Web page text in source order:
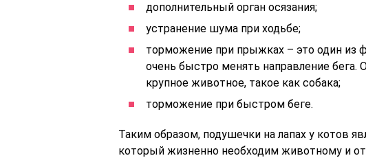
дополнительный орган осязания;
устранение шума при ходьбе;
торможение при прыжках – это один из
очень быстро менять направление бега.
крупное животное, такое как собака;
торможение при быстром беге.
Таким образом, подушечки на лапах у котов
который жизненно необходим животному и